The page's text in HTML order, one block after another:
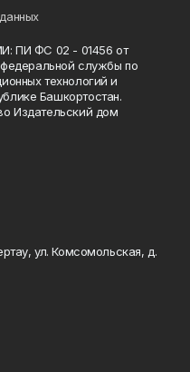
ПИ ФС 02 - 01456 от
службы по
технологий и
Башкортостан.
Издательский дом
ул. Комсомольская, д.